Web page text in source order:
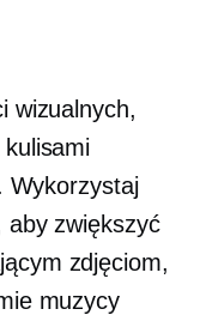
wizualnych,
kulisami
Wykorzystaj
aby zwiększyć
zdjęciom,
muzycy